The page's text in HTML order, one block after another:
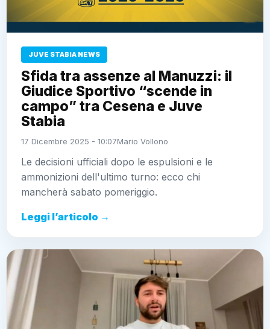
JUVE STABIA NEWS
Sfida tra assenze al Manuzzi: il
Giudice Sportivo “scende in
campo” tra Cesena e Juve
Stabia
17 Dicembre 2025 - 10:07Mario Vollono
Le decisioni ufficiali dopo le espulsioni e le
ammonizioni dell'ultimo turno: ecco chi
mancherà sabato pomeriggio.
Leggi l’articolo →